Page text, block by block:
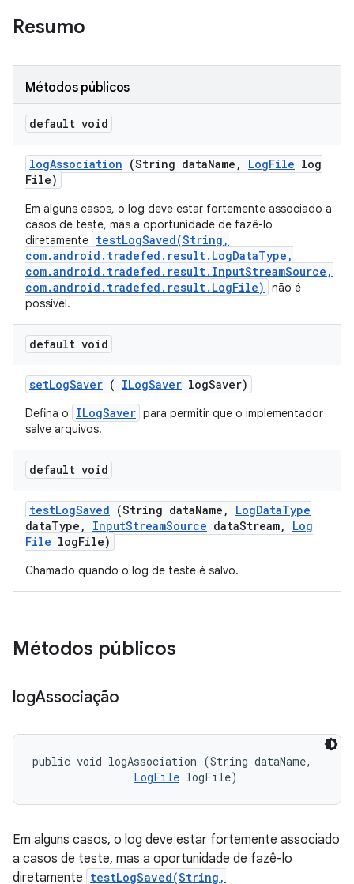
Resumo
Métodos públicos
default void
logAssociation (String dataName , LogFile log
File)
Em alguns casos, o log deve estar fortemente associado a
casos de teste, mas a oportunidade de fazê-lo
diretamente testLogSaved(String,
com.android.tradefed.result.LogDataType,
com.android.tradefed.result.InputStreamSource,
com.android.tradefed.result.LogFile)
não é
possível.
default void
setLogSaver ( ILogSaver logSaver)
Defina o ILogSaver para permitir que o implementador
salve arquivos.
default void
testLogSaved (String dataName , LogDataType
dataType , InputStreamSource dataStream,
Log
File logFile)
Chamado quando o log de teste é salvo.
Métodos públicos
logAssociação
public void logAssociation (String dataName,
LogFile logFile)
Em alguns casos, o log deve estar fortemente associado
a casos de teste, mas a oportunidade de fazê-lo
diretamente testLogSaved(String,